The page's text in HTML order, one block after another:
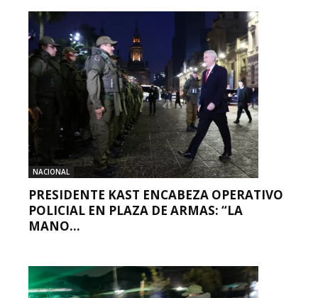
NACIONAL
PRESIDENTE KAST ENCABEZA OPERATIVO
POLICIAL EN PLAZA DE ARMAS: “LA
MANO...